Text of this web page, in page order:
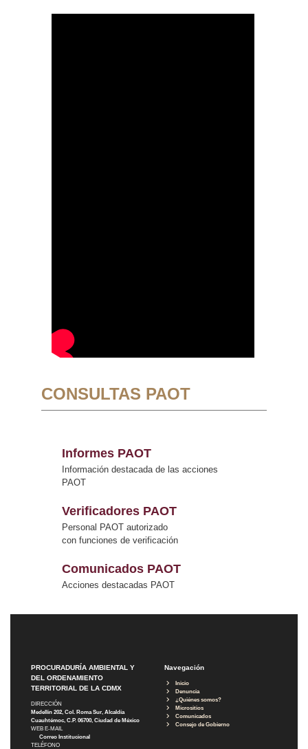
CONSULTAS PAOT
Informes PAOT
Información destacada de las acciones
PAOT
Verificadores PAOT
Personal PAOT autorizado
con funciones de verificación
Comunicados PAOT
Acciones destacadas PAOT
PROCURADURÍA AMBIENTAL Y
DEL ORDENAMIENTO
TERRITORIAL DE LA CDMX
DIRECCIÓN
Medellín 202, Col. Roma Sur, Alcaldía
Cuauhtémoc, C.P. 06700, Ciudad de México
WEB E-MAIL
Correo Institucional
TELÉFONO
Navegación
Inicio
Denuncia
¿Quiénes somos?
Micrositios
Comunicados
Consejo de Gobierno